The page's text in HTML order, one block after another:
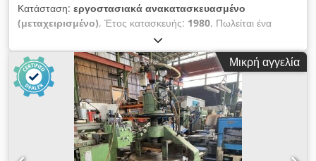
Κατάσταση: εργοστασιακά ανακατασκευασμένο
(μεταχειρισμένο), Έτος κατασκευής: 1980, Πωλείται ένα
ψυχρό δισκοπρίονο Kaltenbach Το μηχάνημα έχει ανακαινιστεί
τεχνικά και οπτικά Κιβώτιο ταχυτήτων φυσικά χωρίς παιχνίδι!
Τύπος: KKS 400 H Codpfxszk Uz Io Akrjrf Ø πριονόλαμα: 400
mm Ισχύς κινητήρα: 1,8/2,7 kW Ταχύτητα κοπής: 10/20 13/26
15/30 m/min Ταχύτητα πρόωσης: 0 - 1.000 mm/min Γρήγορη
κίνηση προς τα εμπρός/πίσω: 1.550 mm/min Μέγιστο εύρος
εργασίας: 130 mm Εύρος εργασίας τετραγωνικού υλικού: 120
mm Εύρος εργασίας επίπεδου υλικού: 305 x 20 mm Εύρος
εργασίας στρογγυλού υλικού: 130 mm Ελάχιστο εύρος
Μικρή αγγελία